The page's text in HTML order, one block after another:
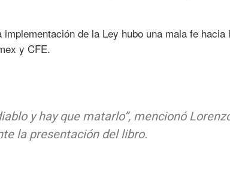
de la Ley hubo una mala fe hacia
y CFE.
y hay que matarlo”, mencionó
la presentación del libro.